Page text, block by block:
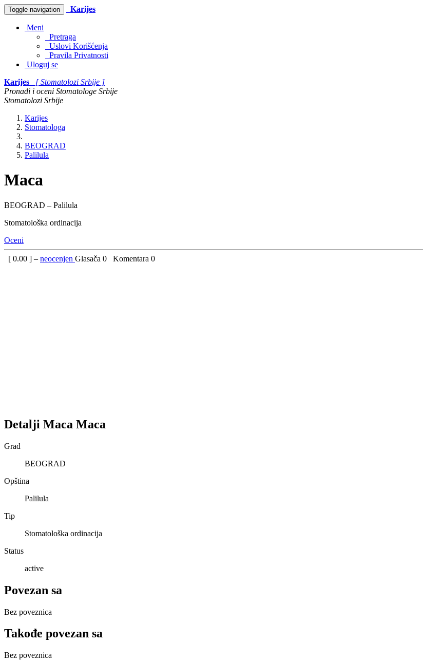
Toggle navigation Karijes
Meni
Pretraga
Uslovi Korišćenja
Pravila Privatnosti
Uloguj se
Karijes
[ Stomatolozi Srbije ]
Pronađi i oceni Stomatologe Srbije
Stomatolozi Srbije
Karijes
Stomatologa
BEOGRAD
Palilula
Maca
BEOGRAD – Palilula
Stomatološka ordinacija
Oceni
[ 0.00 ] – neocenjen Glasača 0 Komentara 0
Detalji Maca Maca
Grad
BEOGRAD
Opština
Palilula
Tip
Stomatološka ordinacija
Status
active
Povezan sa
Bez poveznica
Takođe povezan sa
Bez poveznica